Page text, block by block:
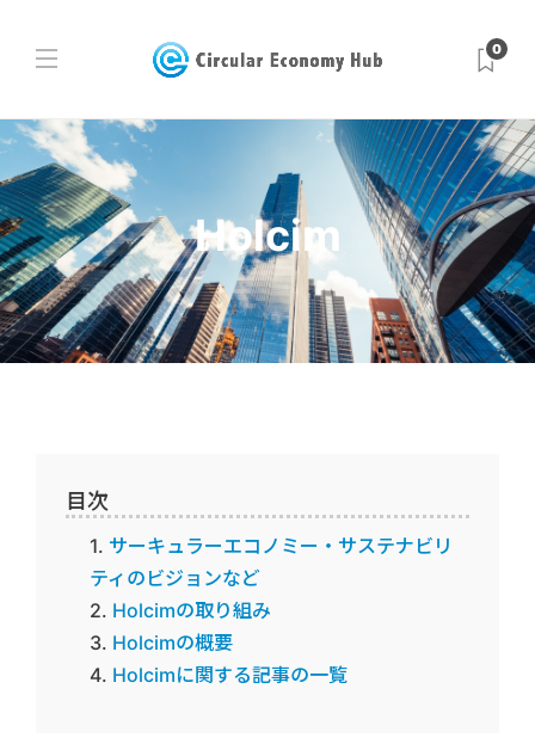
0
Holcim
目次
サーキュラーエコノミー・サステナビリ
ティのビジョンなど
Holcimの取り組み
Holcimの概要
Holcimに関する記事の一覧